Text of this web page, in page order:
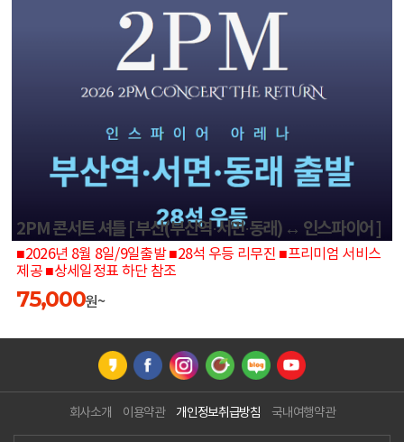
2PM 콘서트 셔틀 [ 부산(부산역·서면·동래) ↔ 인스파이어 ]
■2026년 8월 8일/9일출발 ■28석 우등 리무진 ■프리미엄 서비스
제공 ■상세일정표 하단 참조
75,000원~
회사소개 이용약관 개인정보취급방침 국내여행약관